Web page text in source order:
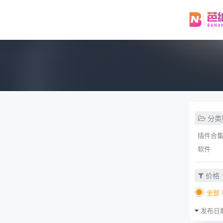
分
插件合集
软件
价格
全部
发布日